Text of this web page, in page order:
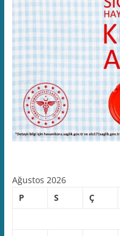
Ağustos 2026
P
S Ç